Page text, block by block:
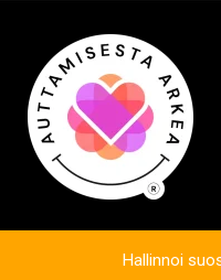
Hallinnoi